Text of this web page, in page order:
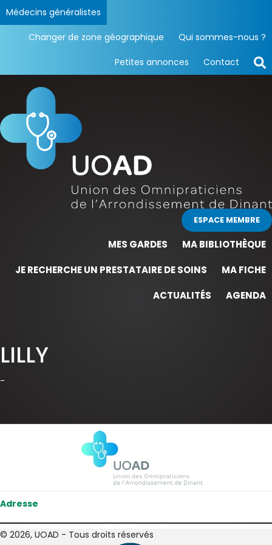
Médecins généralistes
Changer de zone géographique Qui sommes-nous ?
Petites annonces Contact
ESPACE MEMBRE
MES GARDES
MA BIBLIOTHÈQUE
JE RECHERCHE UN PRESTATAIRE DE SOINS
MA FICHE
ACTUALITÉS
AGENDA
LILLY
-
Adresse
© 2026, UOAD - Tous droits réservés